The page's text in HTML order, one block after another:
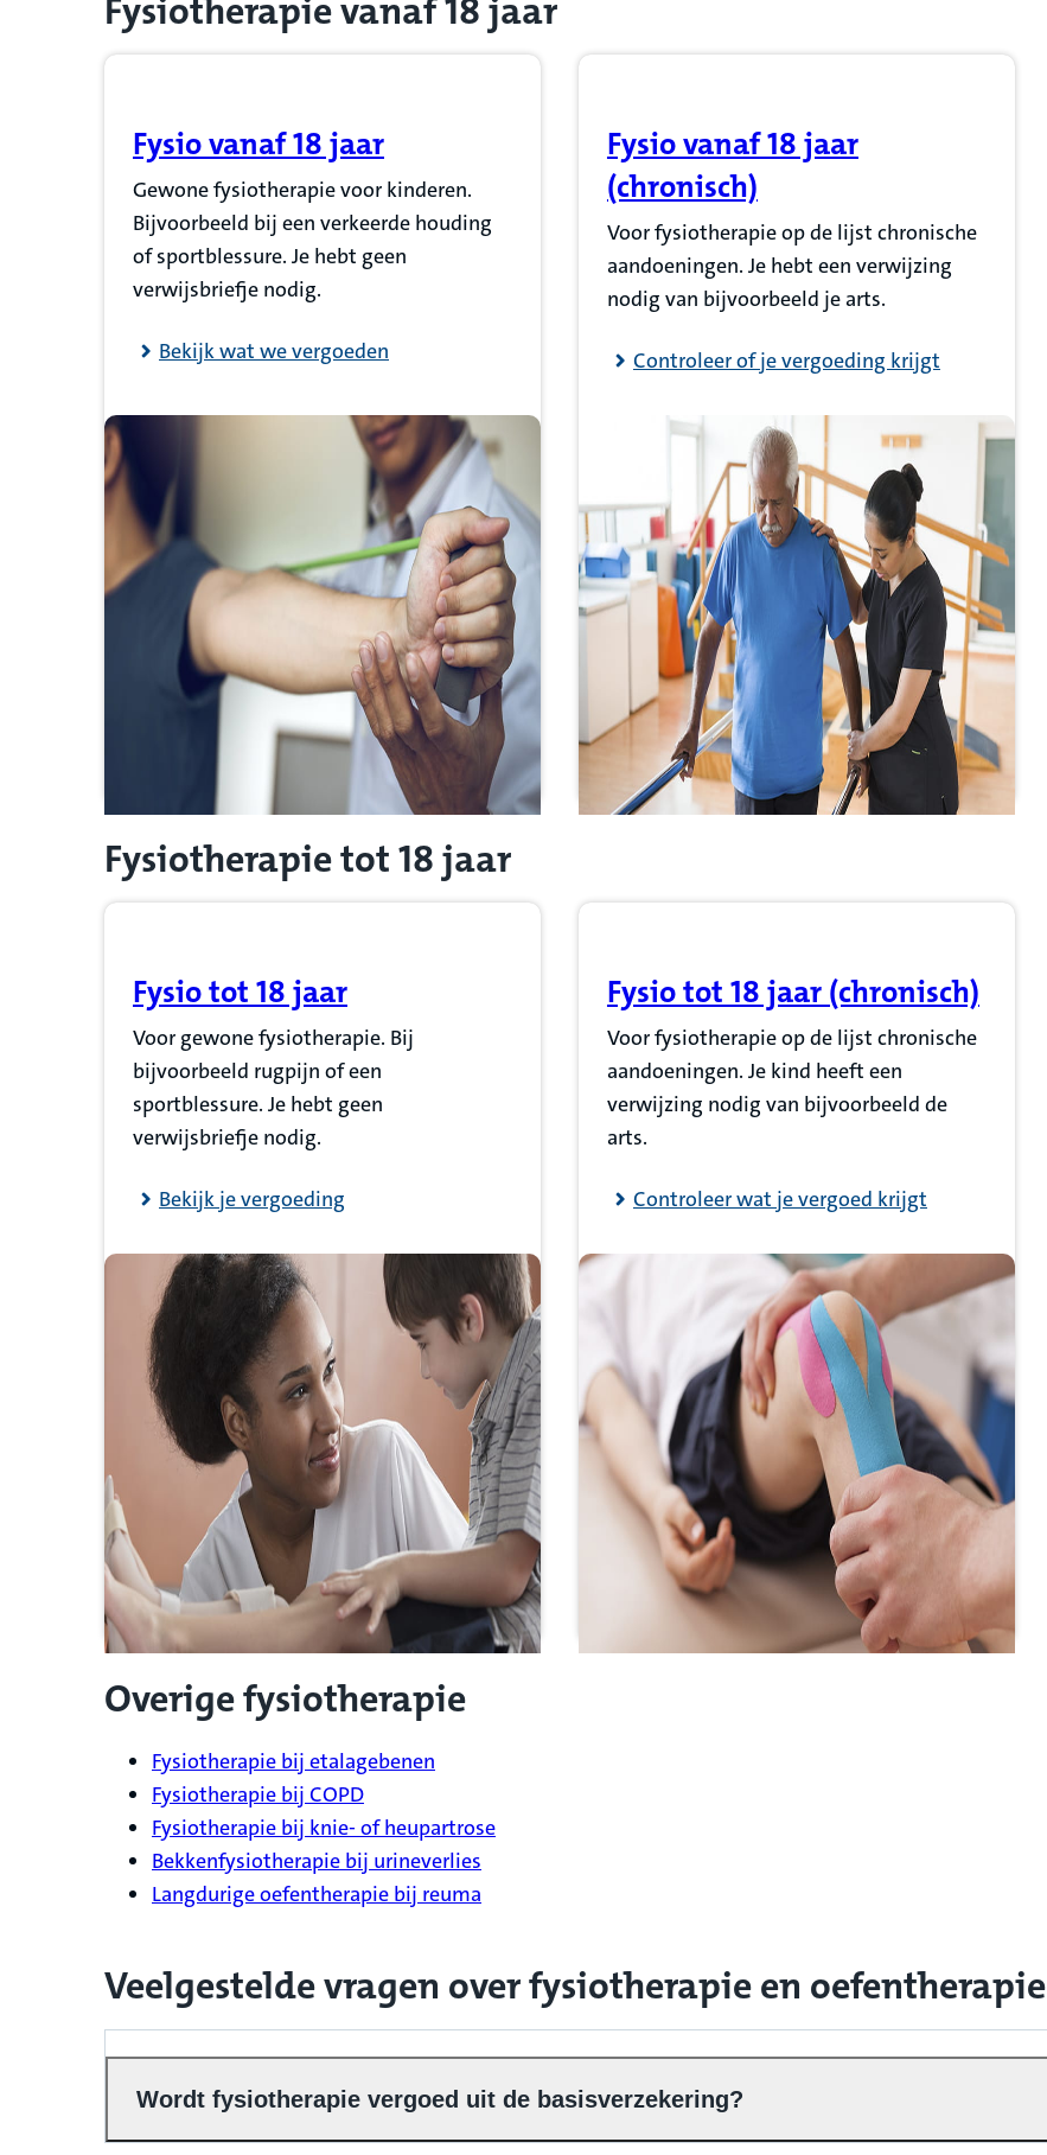
Fysiotherapie vanaf 18 jaar
Fysio vanaf 18 jaar
(Opent in nieuw tabblad)
Gewone fysiotherapie voor kinderen.
Bijvoorbeeld bij een verkeerde houding
of sportblessure. Je hebt geen
verwijsbriefje nodig.
Bekijk wat we vergoeden
Fysio vanaf 18 jaar
(chronisch)
(Opent in nieuw tabblad)
Voor fysiotherapie op de lijst chronische
aandoeningen. Je hebt een verwijzing
nodig van bijvoorbeeld je arts.
Controleer of je vergoeding krijgt
Fysiotherapie tot 18 jaar
Fysio tot 18 jaar
(Opent in nieuw tabblad)
Voor gewone fysiotherapie. Bij
bijvoorbeeld rugpijn of een
sportblessure. Je hebt geen
verwijsbriefje nodig.
Bekijk je vergoeding
Fysio tot 18 jaar (chronisch)
(Opent in nieuw tabblad)
Voor fysiotherapie op de lijst chronische
aandoeningen. Je kind heeft een
verwijzing nodig van bijvoorbeeld de
arts.
Controleer wat je vergoed krijgt
Overige fysiotherapie
Fysiotherapie bij etalagebenen
Fysiotherapie bij COPD
Fysiotherapie bij knie- of heupartrose
Bekkenfysiotherapie bij urineverlies
Langdurige oefentherapie bij reuma
Veelgestelde vragen over fysiotherapie en oefentherapie
Wordt fysiotherapie vergoed uit de basisverzekering?